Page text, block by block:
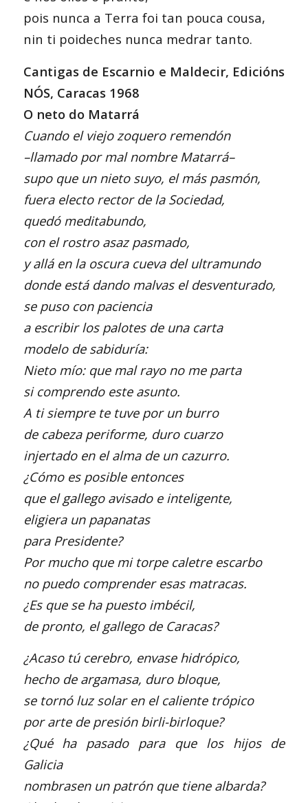
pois nunca a Terra foi tan pouca cousa,
nin ti poideches nunca medrar tanto.
Cantigas de Escarnio e Maldecir, Edicións
NÓS, Caracas 1968
O neto do Matarrá
Cuando el viejo zoquero remendón
–llamado por mal nombre Matarrá–
supo que un nieto suyo, el más pasmón,
fuera electo rector de la Sociedad,
quedó meditabundo,
con el rostro asaz pasmado,
y allá en la oscura cueva del ultramundo
donde está dando malvas el desventurado,
se puso con paciencia
a escribir los palotes de una carta
modelo de sabiduría:
Nieto mío: que mal rayo no me parta
si comprendo este asunto.
A ti siempre te tuve por un burro
de cabeza periforme, duro cuarzo
injertado en el alma de un cazurro.
¿Cómo es posible entonces
que el gallego avisado e inteligente,
eligiera un papanatas
para Presidente?
Por mucho que mi torpe caletre escarbo
no puedo comprender esas matracas.
¿Es que se ha puesto imbécil,
de pronto, el gallego de Caracas?
¿Acaso tú cerebro, envase hidrópico,
hecho de argamasa, duro bloque,
se tornó luz solar en el caliente trópico
por arte de presión birli-birloque?
¿Qué ha pasado para que los hijos de
Galicia
nombrasen un patrón que tiene albarda?